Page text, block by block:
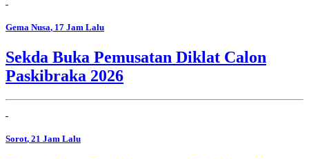
Gema Nusa, 17 Jam Lalu
Sekda Buka Pemusatan Diklat Calon
Paskibraka 2026
Sorot, 21 Jam Lalu